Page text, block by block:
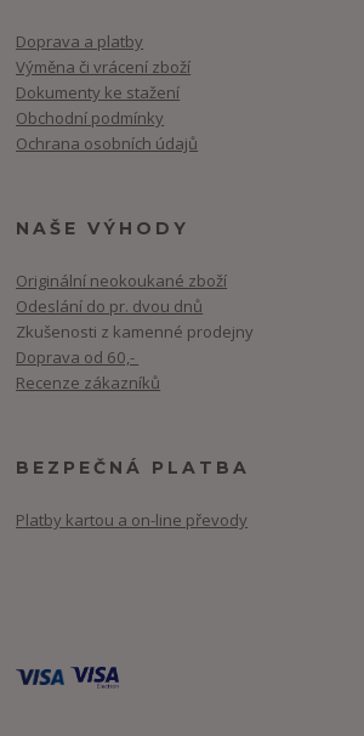
Doprava a platby
Výměna či vrácení zboží
Dokumenty ke stažení
Obchodní podmínky
Ochrana osobních údajů
NAŠE VÝHODY
Originální neokoukané zboží
Odeslání do pr. dvou dnů
Zkušenosti z kamenné prodejny
Doprava od 60,-
Recenze zákazníků
BEZPEČNÁ PLATBA
Platby kartou a on-line převody